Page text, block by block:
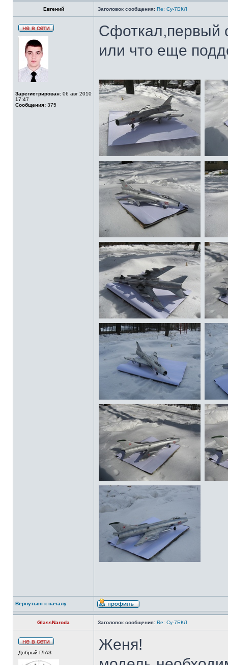
Евгений Заголовок сообщения: Re: Су-7БКЛ
Зарегистрирован: 06 авг 2010
17:47
Сообщения: 375
Сфоткал,первый
или что еще
Вернуться к началу
GlassNaroda Заголовок сообщения: Re: Су-7БКЛ
Добрый ГЛАЗ
Женя!